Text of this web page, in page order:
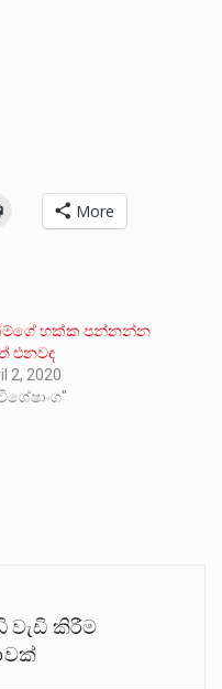
More
හක්ක පන්නන්න
එනවද
2, 2020
කිරීම